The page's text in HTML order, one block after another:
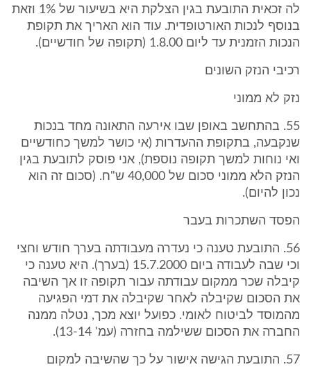
לה זכאית התובעת בגין הצלקת היא בשיעור של 1% וזאת
בנוסף לנכות האורטופדית. עוד הוא האריך את תקופת
הנכות הזמנית עד ליום 1.8.00 (תקופה של חודשיים).
רכיבי הנזק השונים
נזק לא ממוני
55. בהתחשב באופן שבו אירעה התאונה מחד בנכות
שנקבעה, בתקופת ההעדרות (אי כושר למשך כחודשיים
ואי נוחות למשך תקופה נוספת), אני פוסק לתובעת בגין
הנזק הלא ממוני סכום של 40,000 ש"ח. (סכום זה הוא
נכון להיום).
הפסד השתכרות בעבר
56. התובעת טענה כי נעדרה מעבודתה בערך חודש וחצי
וכי שבה לעבודה ביום 15.7.2000 (בערך). היא טענה כי
קיבלה שכר ממקום עבודתה עבור תקופה זו אך השיבה
את הסכום שקיבלה לאחר שקיבלה את דמי הפגיעה
מהמוסד לביטוח לאומי. כפועל יוצא מכך, נטלה ממנה
החברה את הסכום ששילמה בחזרה (עמ' 13-14).
57. התובעת הגישה אישור על כך שהשיבה למקום